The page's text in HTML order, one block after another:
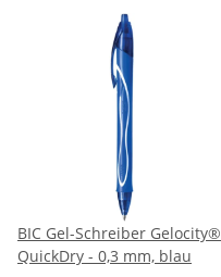
BIC Gel-Schreiber Gelocity®
QuickDry - 0,3 mm, blau